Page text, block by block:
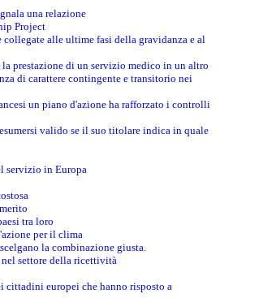
una relazione
Project
alle ultime fasi della gravidanza e al
prestazione di un servizio medico in un altro
di carattere contingente e transitorio nei
un piano d'azione ha rafforzato i controlli
valido se il suo titolare indica in quale
servizio in Europa
tra loro
per il clima
la combinazione giusta.
nel settore della ricettività
cittadini europei che hanno risposto a